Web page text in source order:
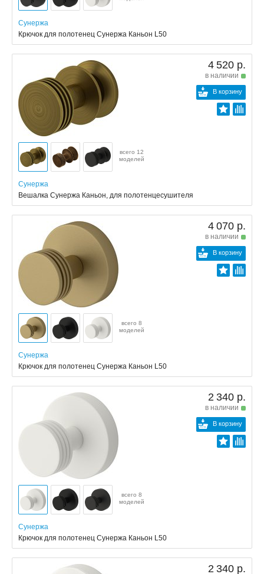
Сунержа
Крючок для полотенец Сунержа Каньон L50
4 520 р.
в наличии
В корзину
всего 12
моделей
Сунержа
Вешалка Сунержа Каньон, для полотенцесушителя
4 070 р.
в наличии
В корзину
всего 8
моделей
Сунержа
Крючок для полотенец Сунержа Каньон L50
2 340 р.
в наличии
В корзину
всего 8
моделей
Сунержа
Крючок для полотенец Сунержа Каньон L50
2 340 р.